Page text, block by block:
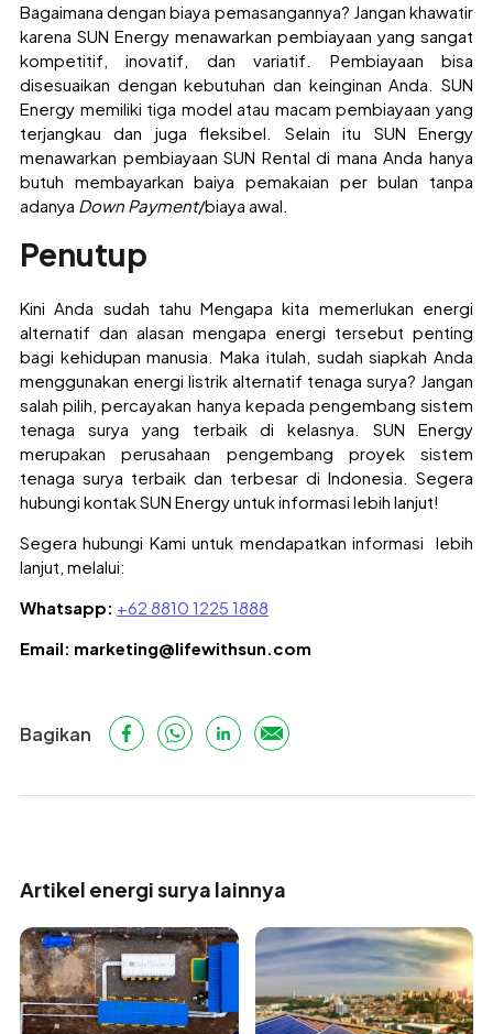
Bagaimana dengan biaya pemasangannya? Jangan khawatir
karena SUN Energy menawarkan pembiayaan yang sangat
kompetitif, inovatif, dan variatif. Pembiayaan bisa
disesuaikan dengan kebutuhan dan keinginan Anda. SUN
Energy memiliki tiga model atau macam pembiayaan yang
terjangkau dan juga fleksibel. Selain itu SUN Energy
menawarkan pembiayaan SUN Rental di mana Anda hanya
butuh membayarkan baiya pemakaian per bulan tanpa
adanya Down Payment/biaya awal.
Penutup
Kini Anda sudah tahuMengapa kita memerlukan energi
alternatif dan alasan mengapa energi tersebut penting
bagi kehidupan manusia. Maka itulah, sudah siapkah Anda
menggunakan energi listrik alternatif tenaga surya? Jangan
salah pilih, percayakan hanya kepada pengembang sistem
tenaga surya yang terbaik di kelasnya. SUN Energy
merupakan perusahaan pengembang proyek sistem
tenaga surya terbaik dan terbesar di Indonesia. Segera
hubungi kontak SUN Energy untuk informasi lebih lanjut!
Segera hubungi Kami untuk mendapatkan informasi lebih
lanjut, melalui:
Whatsapp: +62 8810 1225 1888
Email: marketing@lifewithsun.com
Bagikan
Artikel energi surya lainnya